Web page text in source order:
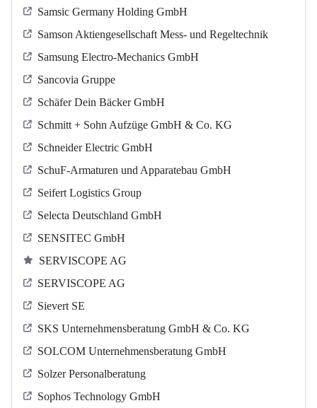
Samsic Germany Holding GmbH
Samson Aktiengesellschaft Mess- und Regeltechnik
Samsung Electro-Mechanics GmbH
Sancovia Gruppe
Schäfer Dein Bäcker GmbH
Schmitt + Sohn Aufzüge GmbH & Co. KG
Schneider Electric GmbH
SchuF-Armaturen und Apparatebau GmbH
Seifert Logistics Group
Selecta Deutschland GmbH
SENSITEC GmbH
SERVISCOPE AG
SERVISCOPE AG
Sievert SE
SKS Unternehmensberatung GmbH & Co. KG
SOLCOM Unternehmensberatung GmbH
Solzer Personalberatung
Sophos Technology GmbH